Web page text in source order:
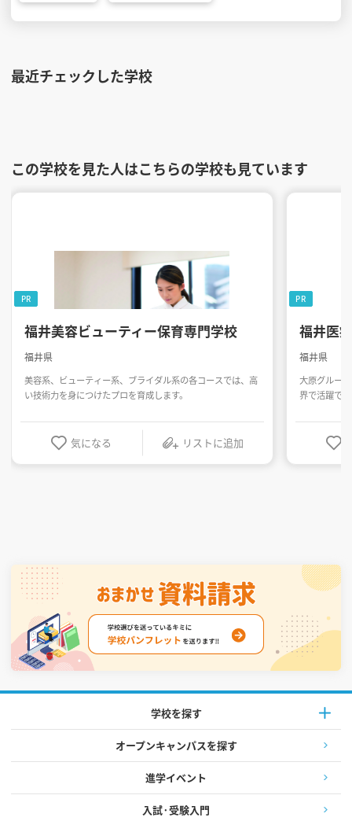
最近チェックした学校
この学校を見た人はこちらの学校も見ています
福井美容ビューティー保育専門学校
福井県
美容系、ビューティー系、ブライダル系の各コースでは、高
い技術力を身につけたプロを育成します。
気になる リストに追加
PR
福井医
福井県
大原グルー
界で活躍で
PR
学校を探す
オープンキャンパスを探す
進学イベント
入試·受験入門